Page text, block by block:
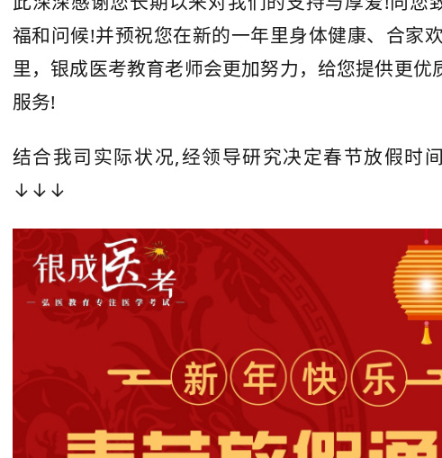
福和问候!并预祝您在新的一年里身体健康、合家
里，银成医考教育老师会更加努力，给您提供更优
服务!
结合我司实际状况,经领导研究决定春节放假时
↓↓↓